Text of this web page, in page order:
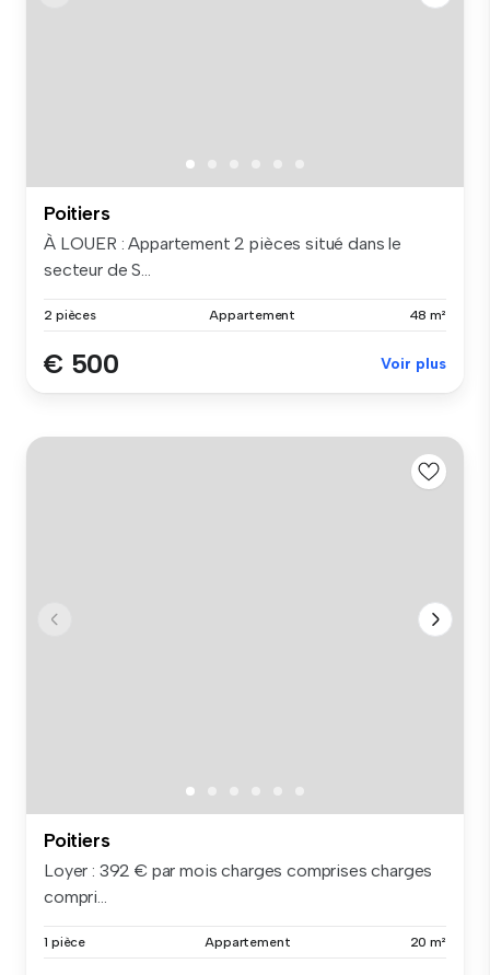
Poitiers
À LOUER : Appartement 2 pièces situé dans le
secteur de S...
2 pièces Appartement 48 m²
€ 500 Voir plus
Poitiers
Loyer : 392 € par mois charges comprises charges
compri...
1 pièce Appartement 20 m²